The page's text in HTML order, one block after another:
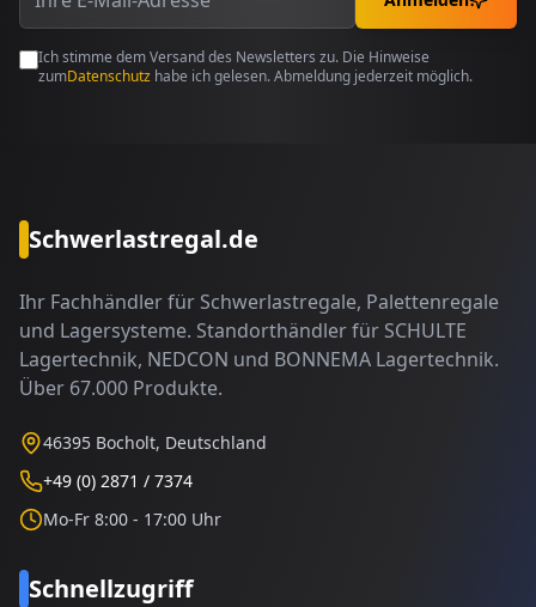
Ich stimme dem Versand des Newsletters zu. Die Hinweise
zumDatenschutz habe ich gelesen. Abmeldung jederzeit möglich.
Schwerlastregal.de
Ihr Fachhändler für Schwerlastregale, Palettenregale
und Lagersysteme. Standorthändler für SCHULTE
Lagertechnik, NEDCON und BONNEMA Lagertechnik.
Über 67.000 Produkte.
46395 Bocholt, Deutschland
+49 (0) 2871 / 7374
Mo-Fr 8:00 - 17:00 Uhr
Schnellzugriff